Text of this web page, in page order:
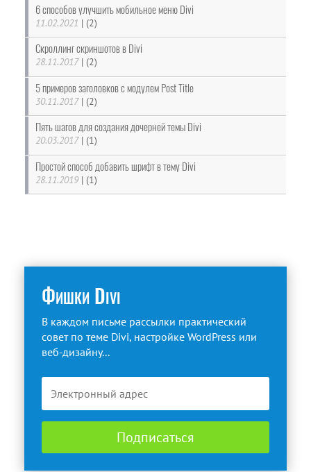
6 способов улучшить мобильное меню Divi
11.02.2021 | (2)
Скроллинг скриншотов в Divi
28.11.2017| (2)
5 примеров заголовков с модулем Post Title
30.11.2017| (2)
Пять шагов для создания дочерней темы Divi
20.03.2017| (1)
Простой способ добавить шрифт в тему Divi
28.11.2019 | (1)
Фишки Divi
В каждом письме рассылки практический
совет по теме Divi, настройке WordPress или
веб-дизайну...
Подписаться